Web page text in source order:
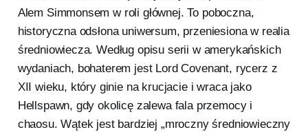
Alem Simmonsem w roli głównej. To poboczna,
historyczna odsłona uniwersum, przeniesiona w realia
średniowiecza. Według opisu serii w amerykańskich
wydaniach, bohaterem jest Lord Covenant, rycerz z
XII wieku, który ginie na krucjacie i wraca jako
Hellspawn, gdy okolicę zalewa fala przemocy i
chaosu. Wątek jest bardziej „mroczny średniowieczny